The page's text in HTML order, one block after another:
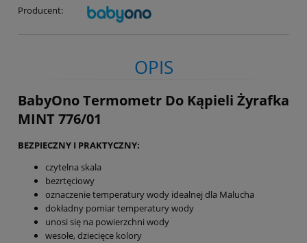
Producent:
OPIS
BabyOno Termometr Do Kąpieli Żyrafka
MINT 776/01
BEZPIECZNY I PRAKTYCZNY:
czytelna skala
bezrtęciowy
oznaczenie temperatury wody idealnej dla Malucha
dokładny pomiar temperatury wody
unosi się na powierzchni wody
wesołe, dziecięce kolory